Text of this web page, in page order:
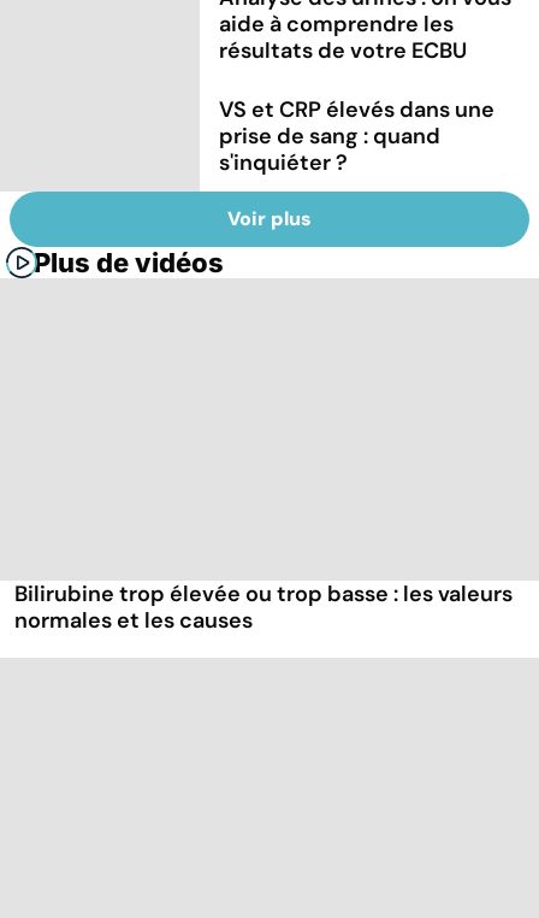
aide à comprendre les
résultats de votre ECBU
VS et CRP élevés dans une
prise de sang : quand
s'inquiéter ?
Voir plus
Plus de vidéos
Bilirubine trop élevée ou trop basse : les valeurs
normales et les causes